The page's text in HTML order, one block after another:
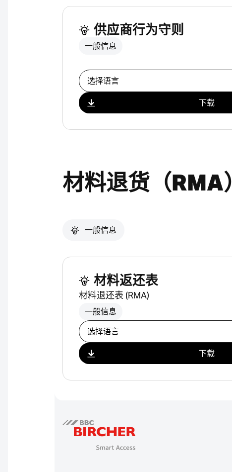
供应商行为守则
一般信息
选择下载
下载
材料退货（RMA）
一般信息
材料返还表
材料退还表 (RMA)
一般信息
选择下载
下载